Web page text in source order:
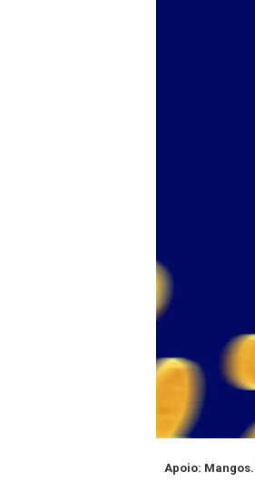
Apoio: